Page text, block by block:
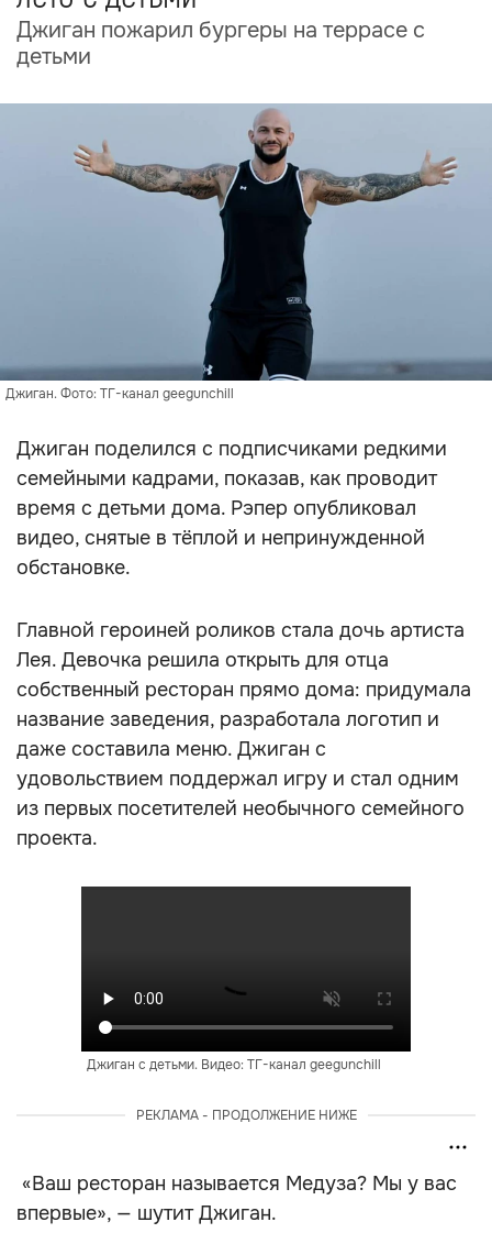
Джиган пожарил бургеры на террасе с
детьми
Джиган. Фото: ТГ-канал geegunchill
Джиган поделился с подписчиками редкими
семейными кадрами, показав, как проводит
время с детьми дома. Рэпер опубликовал
видео, снятые в тёплой и непринужденной
обстановке.
Главной героиней роликов стала дочь артиста
Лея. Девочка решила открыть для отца
собственный ресторан прямо дома: придумала
название заведения, разработала логотип и
даже составила меню. Джиган с
удовольствием поддержал игру и стал одним
из первых посетителей необычного семейного
проекта.
Джиган с детьми. Видео: ТГ-канал geegunchill
РЕКЛАМА - ПРОДОЛЖЕНИЕ НИЖЕ
«Ваш ресторан называется Медуза? Мы у вас
впервые», — шутит Джиган.